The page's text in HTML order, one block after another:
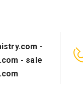
-
- sale